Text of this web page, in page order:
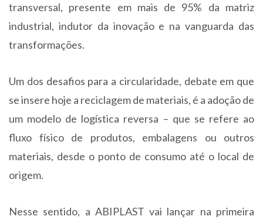
transversal, presente em mais de 95% da matriz
industrial, indutor da inovação e na vanguarda das
transformações.
Um dos desafios para a circularidade, debate em que
se insere hoje a reciclagem de materiais, é a adoção de
um modelo de logística reversa – que se refere ao
fluxo físico de produtos, embalagens ou outros
materiais, desde o ponto de consumo até o local de
origem.
Nesse sentido, a ABIPLAST vai lançar na primeira